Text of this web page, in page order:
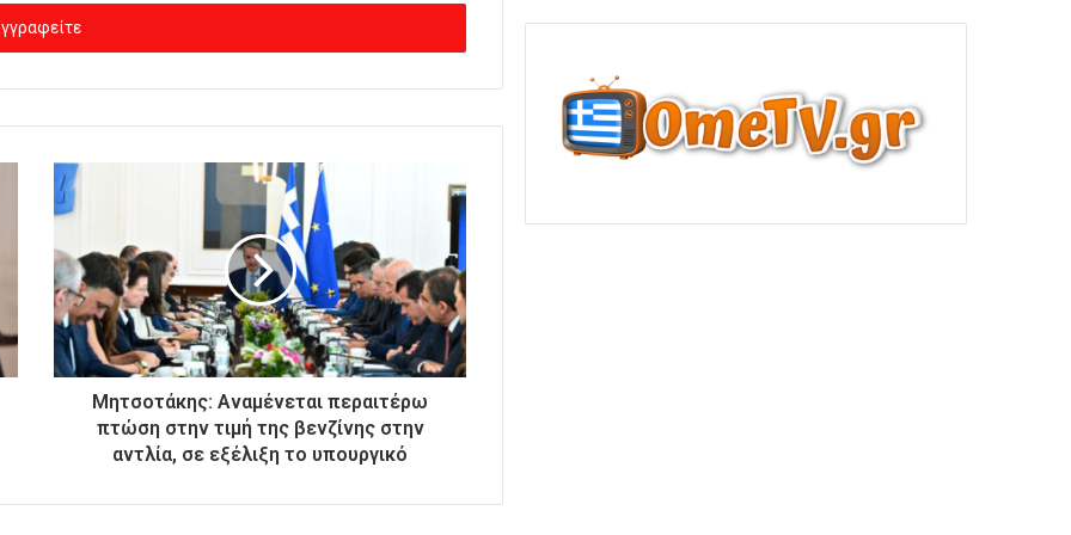
Μητσοτάκης: Αναμένεται περαιτέρω
πτώση στην τιμή της βενζίνης στην
αντλία, σε εξέλιξη το υπουργικό